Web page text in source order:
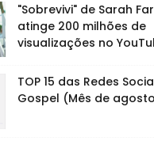
"Sobrevivi" de Sarah
atinge 200 milhões de
visualizações no
TOP 15 das Redes
Gospel (Mês de